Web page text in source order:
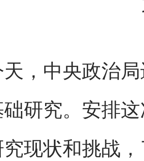
中央政治局
研究。安排
现状和挑战